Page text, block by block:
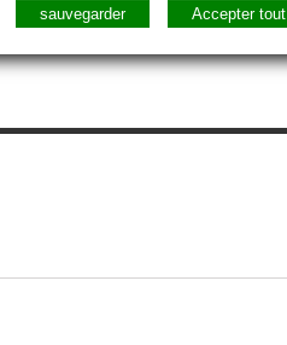
Pharmacie Sacs, Mallettes, Bacs
Accepter tout
sauvegarder